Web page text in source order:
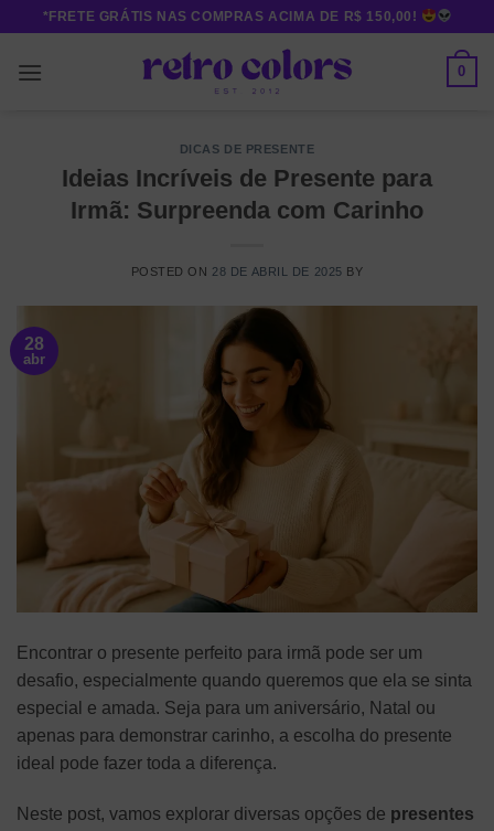
content
*FRETE GRÁTIS NAS COMPRAS ACIMA DE R$ 150,00!
0
DICAS DE PRESENTE
Ideias Incríveis de Presente para
Irmã: Surpreenda com Carinho
POSTED ON 28 DE ABRIL DE 2025 BY
28
abr
Encontrar o presente perfeito para irmã pode ser um
desafio, especialmente quando queremos que ela se sinta
especial e amada. Seja para um aniversário, Natal ou
apenas para demonstrar carinho, a escolha do presente
ideal pode fazer toda a diferença.
Neste post, vamos explorar diversas opções de presentes